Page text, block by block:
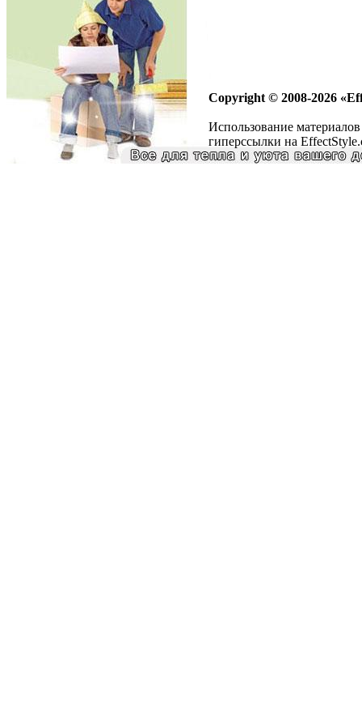
Copyright © 2008-2026
Использование
гиперссылки на